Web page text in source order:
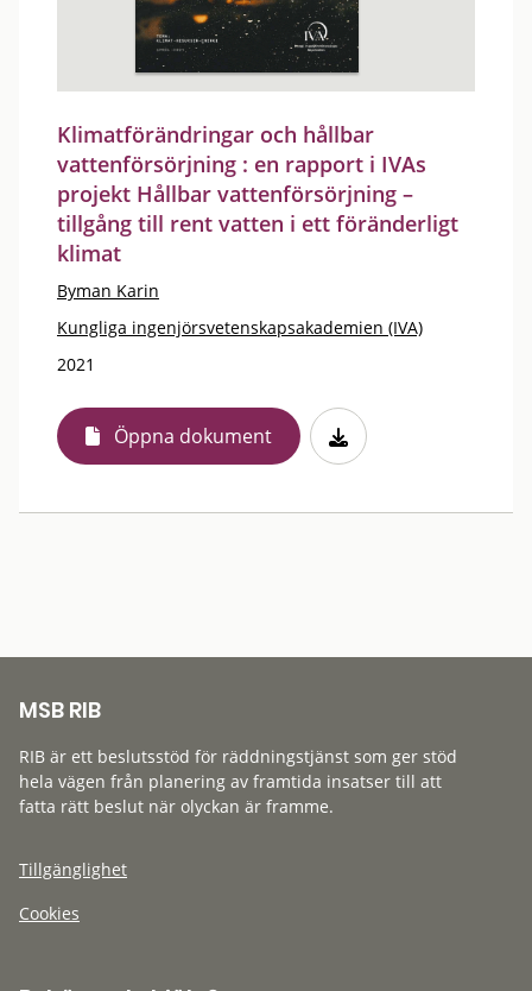
Klimatförändringar och hållbar
vattenförsörjning : en rapport i IVAs
projekt Hållbar vattenförsörjning –
tillgång till rent vatten i ett föränderligt
klimat
Byman Karin
Kungliga ingenjörsvetenskapsakademien (IVA)
2021
Öppna dokument
MSB RIB
RIB är ett beslutsstöd för räddningstjänst som ger stöd
hela vägen från planering av framtida insatser till att
fatta rätt beslut när olyckan är framme.
Tillgänglighet
Cookies